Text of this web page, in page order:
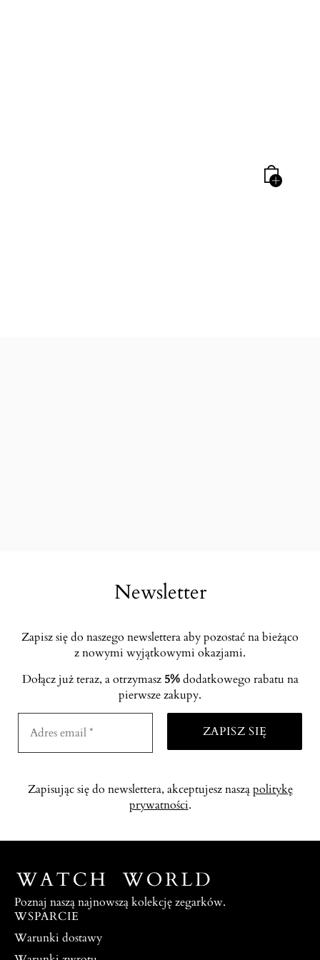
Newsletter
Zapisz się do naszego newslettera aby pozostać na bieżąco
z nowymi wyjątkowymi okazjami.
Dołącz już teraz, a otrzymasz 5%dodatkowego rabatu na
pierwsze zakupy.
Zapisując się do newslettera, akceptujesz nasząpolitykę
prywatności.
Poznaj naszą najnowszą kolekcję zegarków.
WSPARCIE
Warunki dostawy